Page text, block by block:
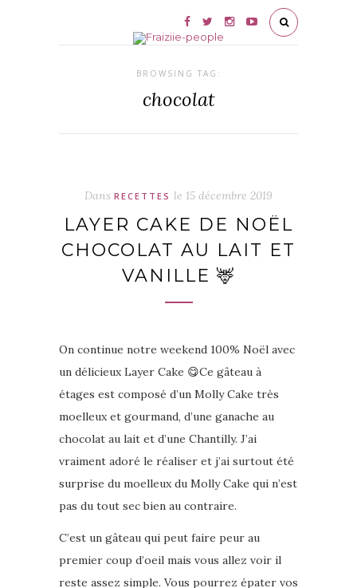
BROWSING TAG:
chocolat
Dans RECETTES le 15 décembre 2019
LAYER CAKE DE NOËL
CHOCOLAT AU LAIT ET
VANILLE 🦌
On continue notre weekend 100% Noël avec
un délicieux Layer Cake 😋Ce gâteau à
étages est composé d’un Molly Cake très
moelleux et gourmand, d’une ganache au
chocolat au lait et d’une Chantilly. J’ai
vraiment adoré le réaliser et j’ai surtout été
surprise du moelleux du Molly Cake qui n’est
pas du tout sec bien au contraire.
C’est un gâteau qui peut faire peur au
premier coup d’oeil mais vous allez voir il
reste assez simple. Vous pourrez épater vos